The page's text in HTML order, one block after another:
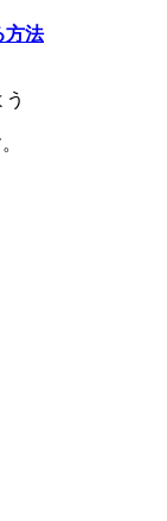
方法